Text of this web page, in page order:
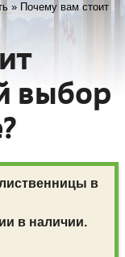
» Почему вам стоит
выбор
в
в наличии.